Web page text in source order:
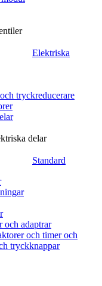
Elektriska
tryckreducerare
delar
Standard
och adaptrar
och timer och
tryckknappar